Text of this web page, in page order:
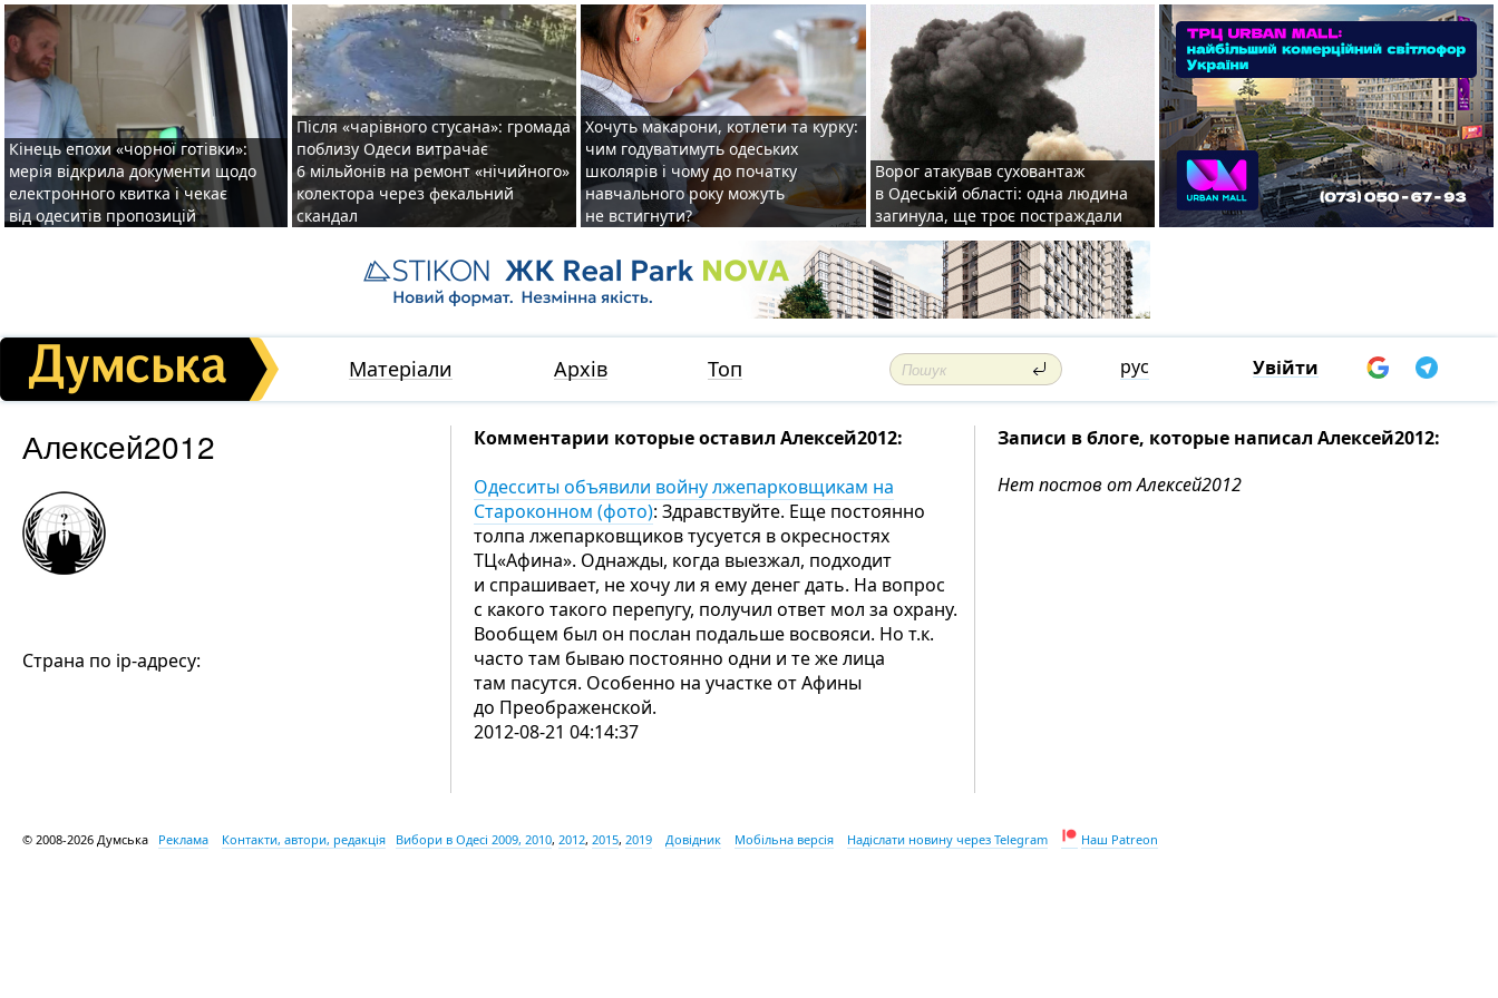
Кінець епохи «чорної готівки»:
мерія відкрила документи щодо
електронного квитка і чекає
від одеситів пропозицій
Після «чарівного стусана»: громада
поблизу Одеси витрачає
6 мільйонів на ремонт «нічийного»
колектора через фекальний
скандал
Хочуть макарони, котлети та курку:
чим годуватимуть одеських
школярів і чому до початку
навчального року можуть
не встигнути?
Ворог атакував суховантаж
в Одеській області: одна людина
загинула, ще троє постраждали
Матеріали Архів Топ рус Увійти
Алексей2012
Страна по ip-адресу:
Комментарии которые оставил Алексей2012:
Одесситы объявили войну лжепарковщикам на
Староконном (фото): Здравствуйте. Еще постоянно
толпа лжепарковщиков тусуется в окресностях
ТЦ«Афина». Однажды, когда выезжал, подходит
и спрашивает, не хочу ли я ему денег дать. На вопрос
с какого такого перепугу, получил ответ мол за охрану.
Вообщем был он послан подальше восвояси. Но т.к.
часто там бываю постоянно одни и те же лица
там пасутся. Особенно на участке от Афины
до Преображенской.
2012-08-21 04:14:37
Записи в блоге, которые написал Алексей2012:
Нет постов от Алексей2012
© 2008-2026 Думська Реклама Контакти, автори, редакція Вибори в Одесі 2009, 2010, 2012, 2015, 2019 Довідник Мобільна версія Надіслати новину через Telegram Наш Patreon